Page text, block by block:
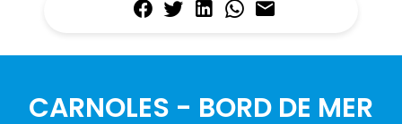
CARNOLES - BORD DE MER